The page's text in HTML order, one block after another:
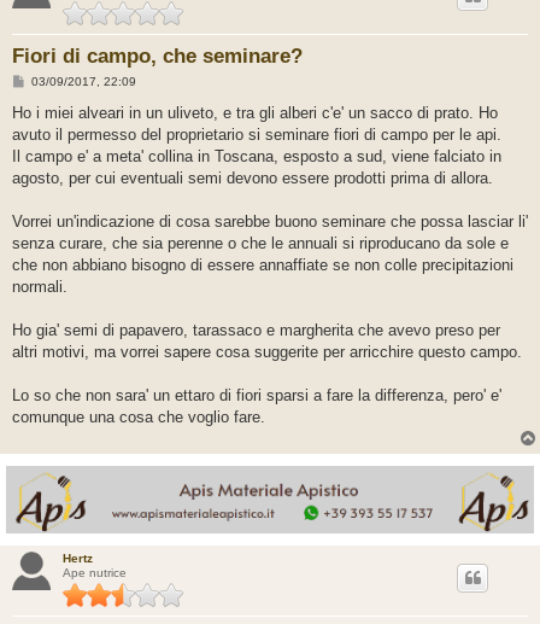
Fiori di campo, che seminare?
M
s
a
g
i
03/09/2017, 22:09
Ho i miei alveari in un uliveto, e tra gli alberi c'e' un sacco di prato. Ho
avuto il permesso del proprietario si seminare fiori di campo per le api.
Il campo e' a meta' collina in Toscana, esposto a sud, viene falciato in
agosto, per cui eventuali semi devono essere prodotti prima di allora.
Vorrei un'indicazione di cosa sarebbe buono seminare che possa lasciar li'
senza curare, che sia perenne o che le annuali si riproducano da sole e
che non abbiano bisogno di essere annaffiate se non colle precipitazioni
normali.
Ho gia' semi di papavero, tarassaco e margherita che avevo preso per
altri motivi, ma vorrei sapere cosa suggerite per arricchire questo campo.
Lo so che non sara' un ettaro di fiori sparsi a fare la differenza, pero' e'
comunque una cosa che voglio fare.
Hertz
Ape nutrice